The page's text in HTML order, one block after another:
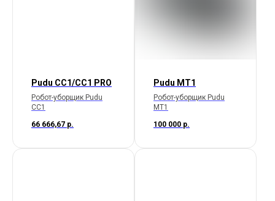
Pudu CC1/CC1 PRO
Робот-уборщик Pudu
CC1
66 666,67 р.
Pudu МТ1
Робот-уборщик Pudu
МТ1
100 000 р.